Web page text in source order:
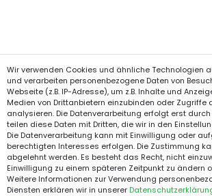
Wir verwenden Cookies und ähnliche Technologien
und verarbeiten personenbezogene Daten von
Webseite (z.B. IP-Adresse), um z.B. Inhalte und
Medien von Drittanbietern einzubinden oder Zugriffe
analysieren. Die Datenverarbeitung erfolgt erst
teilen diese Daten mit Dritten, die wir in den
Die Datenverarbeitung kann mit Einwilligung oder
berechtigten Interesses erfolgen. Die Zustimmung
abgelehnt werden. Es besteht das Recht, nicht
Einwilligung zu einem späteren Zeitpunkt zu ändern
Weitere Informationen zur Verwendung
Diensten erklären wir in unserer